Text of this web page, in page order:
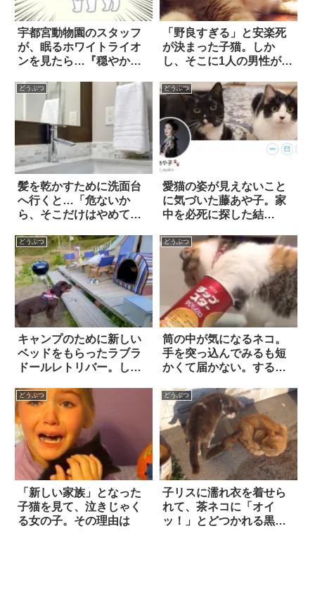
宇都宮動物園のスタッフ
が、眠るホワイトライオ
ンを見たら…『穏やかす
リ！！
「野良すぎる」と安楽死
が決まった子猫。しか
し、そこに1人の男性が現
どうぶつ
髪を乾かすために洗面台
へ行くと…「危ないか
ら、そこだけはやめて」
どうぶつ
愛猫の姿が見えないこと
に気づいた藤あや子。家
中を必死に探した結
どうぶつ
キャンプのために新しい
ベッドをもらったラブラ
ドールレトリバー。しか
ょ！？
どうぶつ
筒の中が気になるネコ。
手を突っ込んでみるも短
かくて届かない。する
どうぶつ
「新しい家族」となった
子猫を見て、泣きじゃく
る女の子。その理由は
どうぶつ
子リスに濡れ衣を着せら
れて、茶ネコに「オイ
ッ！」とどつかれる黒白